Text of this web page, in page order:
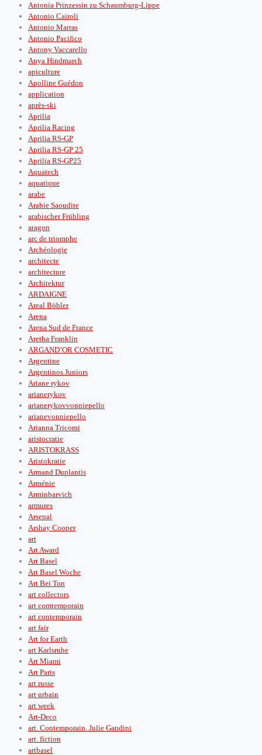
Antonia Prinzessin zu Schaumburg-Lippe
Antonio Cairoli
Antonio Marras
Antonio Pacifico
Antony Vaccarello
Anya Hindmarch
apiculture
Apolline Guédon
application
après‑ski
Aprilia
Aprilia Racing
Aprilia RS-GP
Aprilia RS-GP 25
Aprilia RS-GP25
Aquatech
aquatique
arabe
Arabie Saoudite
arabischer Frühling
aragon
arc de triomphe
Archéologie
architecte
architecture
Architektur
ARDAIGNE
Areal Böhler
Arena
Arena Sud de France
Aretha Franklin
ARGAND’OR COSMETIC
Argentine
Argentinos Juniors
Ariane rykov
arianerykov
arianerykovvonniepello
arianevonniepello
Arianna Tricomi
aristocratie
ARISTOKRASS
Aristokratie
Armand Duplantis
Arménie
Arminbarvich
armures
Arsenal
Arshay Cooper
art
Art Award
Art Basel
Art Basel Woche
Art Bei Ton
art collectors
art comtemporain
art contemporain
art fair
Art for Earth
art Karlsruhe
Art Miami
Art Paris
art russe
art urbain
art week
Art-Deco
art. Contemporain. Julie Gandini
art. fiction
artbasel